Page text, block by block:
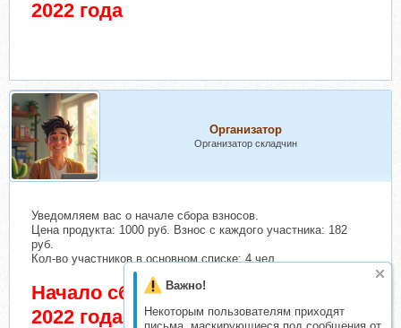
Важно!
Некоторым пользователям приходят
2022 года
Организатор
Организатор складчин
Уведомляем вас о начале сбора взносов.
Цена продукта: 1000 руб. Взнос с каждого участника: 182
руб.
Кол-во участников в основном списке: 4 чел.
Начало сбора взносов 4 Июнь
2022 года